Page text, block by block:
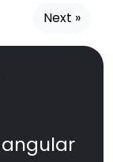
Next »